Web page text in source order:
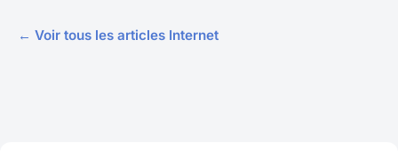
← Voir tous les articles Internet